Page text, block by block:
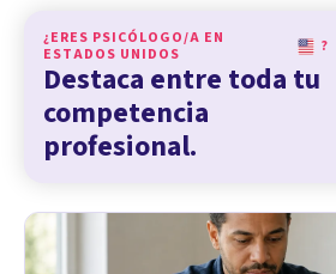
¿ERES PSICÓLOGO/A EN
ESTADOS UNIDOS
?
Destaca entre toda tu
competencia
profesional.